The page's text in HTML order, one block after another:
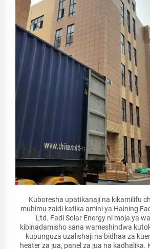
Kuboresha upatikanaji na kikamilifu
muhimu zaidi katika amini ya Haining
Ltd. Fadi Solar Energy ni moja ya
kibinadamisho sana wameshindwa
kupunguza uzalishaji na bidhaa za
heater za jua, panel za jua na kadhalika.